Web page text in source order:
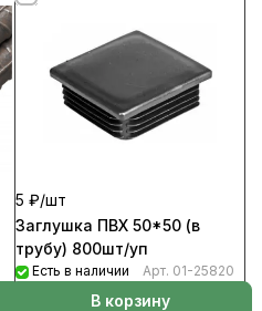
5 ₽/шт
Заглушка ПВХ 50*50 (в
трубу) 800шт/уп
Есть в наличии Арт. 01-25820
В корзину